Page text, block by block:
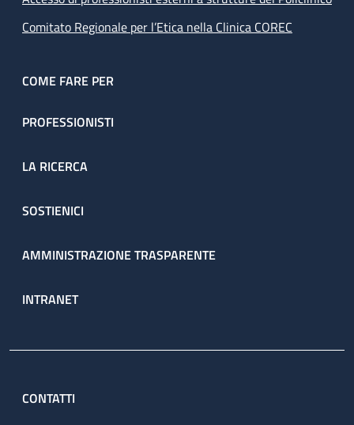
Comitato Regionale per l’Etica nella Clinica COREC
COME FARE PER
PROFESSIONISTI
LA RICERCA
SOSTIENICI
AMMINISTRAZIONE TRASPARENTE
INTRANET
CONTATTI